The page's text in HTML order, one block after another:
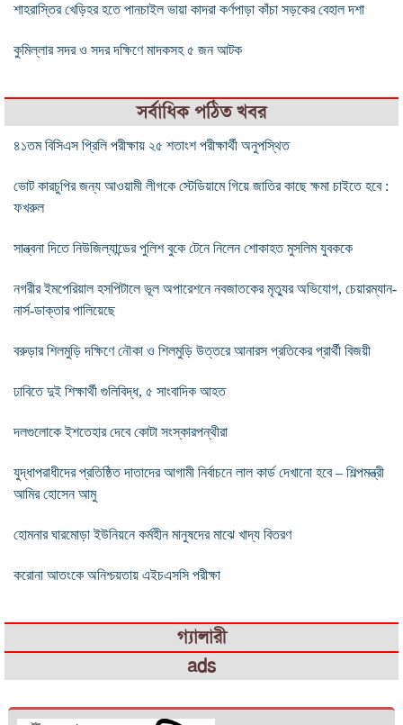
শাহরাস্তির খেড়িহর হতে পানচাইল ভায়া কাদরা কর্ণপাড়া কাঁচা সড়কের বেহাল দশা
কুমিল্লার সদর ও সদর দক্ষিণে মাদকসহ ৫ জন আটক
সর্বাধিক পঠিত খবর
৪১তম বিসিএস প্রিলি পরীক্ষায় ২৫ শতাংশ পরীক্ষার্থী অনুপস্থিত
ভোট কারচুপির জন্য আওয়ামী লীগকে স্টেডিয়ামে গিয়ে জাতির কাছে ক্ষমা চাইতে হবে :
ফখরুল
সান্ত্বনা দিতে নিউজিল্যান্ডের পুলিশ বুকে টেনে নিলেন শোকাহত মুসলিম যুবককে
নগরীর ইমপেরিয়াল হসপিটালে ভূল অপারেশনে নবজাতকের মৃত্যুর অভিযোগ, চেয়ারম্যান-
নার্স-ডাক্তার পালিয়েছে
বরুড়ার শিলমুড়ি দক্ষিণে নৌকা ও শিলমুড়ি উত্তরে আনারস প্রতিকের প্রার্থী বিজয়ী
ঢাবিতে দুই শিক্ষার্থী গুলিবিদ্ধ, ৫ সাংবাদিক আহত
দলগুলোকে ইশতেহার দেবে কোটা সংস্কারপন্থীরা
যুদ্ধাপরাধীদের প্রতিষ্ঠিত দাতাদের আগামী নির্বাচনে লাল কার্ড দেখানো হবে – শিল্পমন্ত্রী
আমির হোসেন আমু
হোমনার ঘারমোড়া ইউনিয়নে কর্মহীন মানুষদের মাঝে খাদ্য বিতরণ
করোনা আতংকে অনিশ্চয়তায় এইচএসসি পরীক্ষা
গ্যালারী
ads